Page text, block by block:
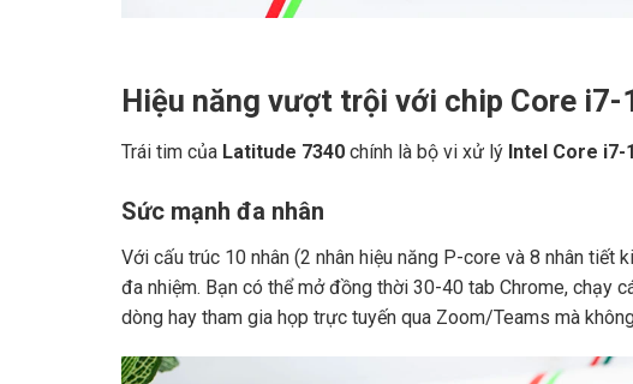
Hiệu năng vượt trội với chip Core i7-
Trái tim của Latitude 7340chính là bộ vi xử lý Intel Core i7-
Sức mạnh đa nhân
Với cấu trúc 10 nhân (2 nhân hiệu năng P-core và 8 nhân tiết
đa nhiệm. Bạn có thể mở đồng thời 30-40 tab Chrome, chạy
dòng hay tham gia họp trực tuyến qua Zoom/Teams mà